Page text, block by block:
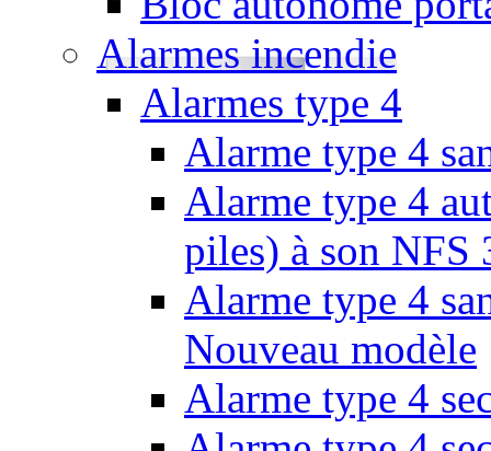
Alarmes incendie
Alarmes type 4
Alarme type 4
Alarme type 4
piles) à son NFS
Alarme type 4
Nouveau modèle
Alarme type 4